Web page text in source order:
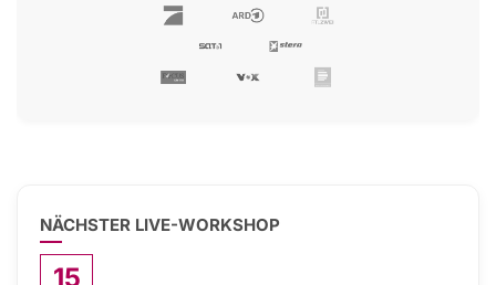
NÄCHSTER LIVE-WORKSHOP
15